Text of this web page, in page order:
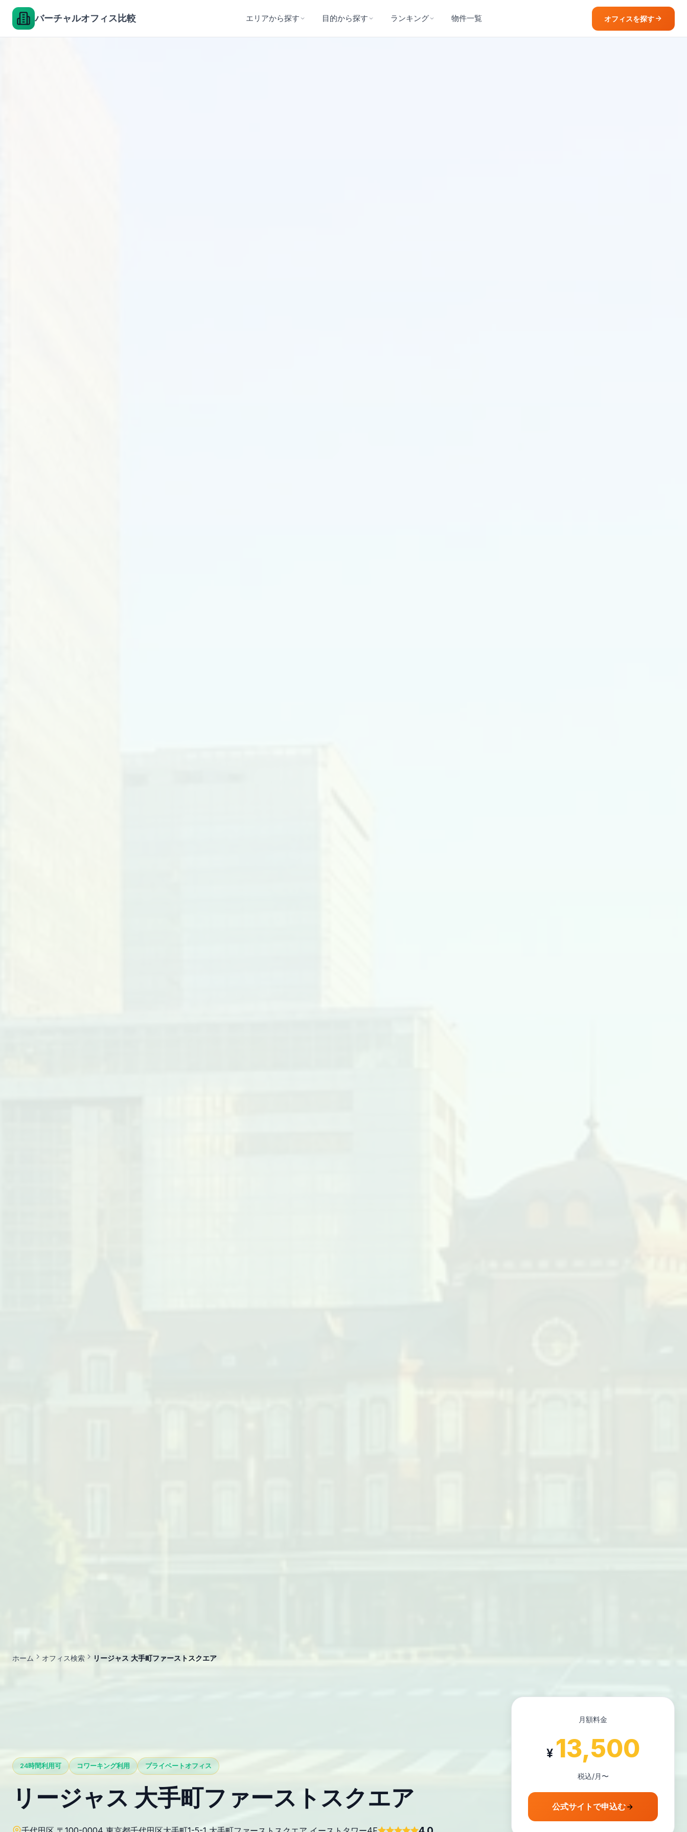
バーチャルオフィス比較 エリアから探す 目的から探す ランキング 物件一覧 オフィスを探す
ホーム オフィス検索 リージャス 大手町ファーストスクエア
24時間利用可 コワーキング利用 プライベートオフィス
リージャス 大手町ファーストスクエア
月額料金
¥ 13,500
税込/月〜
公式サイトで申込む